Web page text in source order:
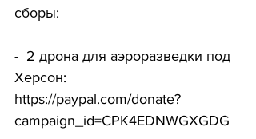
сборы:
-  2 дрона для аэроразведки под
Херсон:
https://paypal.com/donate?
campaign_id=CPK4EDNWGXGDG